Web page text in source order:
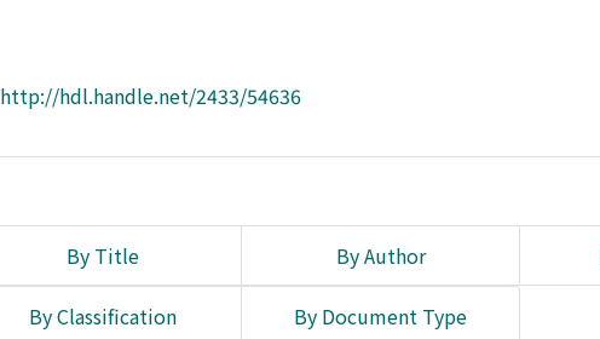
http://hdl.handle.net/2433/54636
By Title By Author
By Classification By Document Type